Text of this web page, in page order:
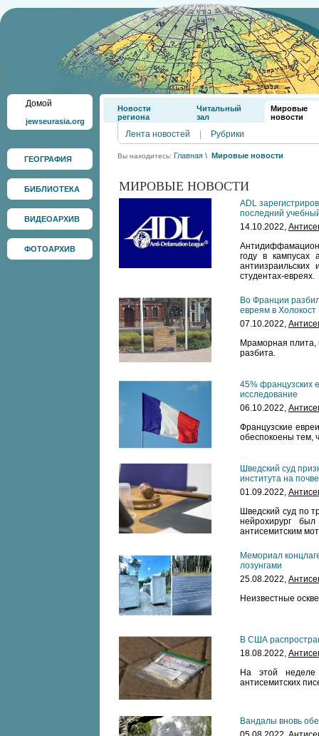
Домой
jewseurasia.org
ГЕОГРАФИЯ
БИБЛИОТЕКА
ВИДЕОАРХИВ
ФОТОАРХИВ
Новости
региона
Читальный
зал
Мировые
новости
Лента новостей Рубрики
Вы находитесь: Главная \ Мировые новости
МИРОВЫЕ НОВОСТИ
ADL
последний
14.10.2022,
году в кампусах
студентах-евреях.
Во Франции
евреям в Холокост
07.10.2022,
Мраморная плита,
разбита.
45% французских
исследование
06.10.2022,
Французские
обеспокоены тем,
Шведский суд
института на
01.09.2022,
Шведский суд по
нейрохирург
антисемитским
Мемориал
лозунгами
25.08.2022,
Неизвестные
В США
18.08.2022,
На этой неделе
антисемитских
Вандалы вновь